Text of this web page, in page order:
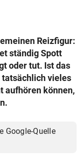
Reizfigur:
ständig Spott
oder tut. Ist das
vieles
aufhören können,
Google-Quelle